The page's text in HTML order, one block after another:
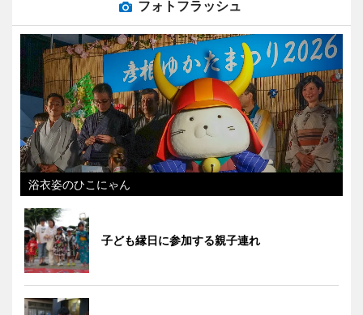
フォトフラッシュ
浴衣姿のひこにゃん
子ども縁日に参加する親子連れ